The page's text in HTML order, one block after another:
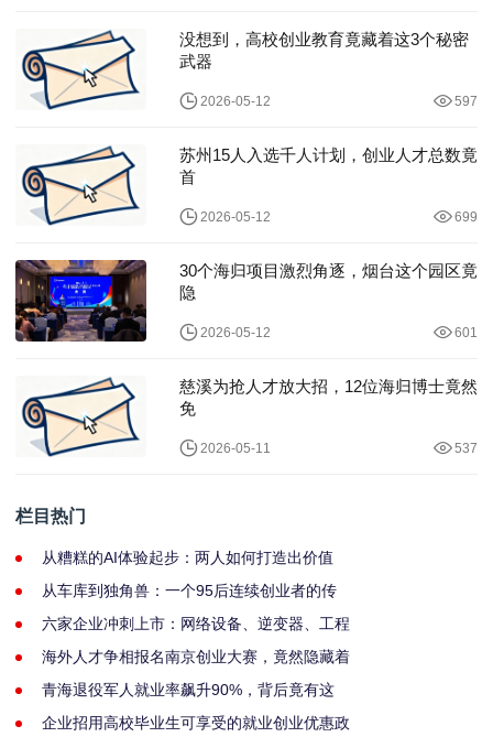
没想到，高校创业教育竟藏着这3个秘密
武器
2026-05-12 597
苏州15人入选千人计划，创业人才总数竟
首
2026-05-12 699
30个海归项目激烈角逐，烟台这个园区竟
隐
2026-05-12 601
慈溪为抢人才放大招，12位海归博士竟然
免
2026-05-11 537
栏目热门
从糟糕的AI体验起步：两人如何打造出价值
从车库到独角兽：一个95后连续创业者的传
六家企业冲刺上市：网络设备、逆变器、工程
海外人才争相报名南京创业大赛，竟然隐藏着
青海退役军人就业率飙升90%，背后竟有这
企业招用高校毕业生可享受的就业创业优惠政